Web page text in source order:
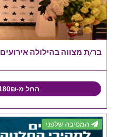
בר/ת מצווה בהילולה אירועים
החל מ-180₪ למנה
המסיבה שלפני